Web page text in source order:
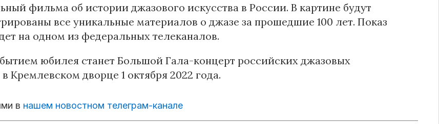
фильма об истории джазового искусства в России. В картине будут
все уникальные материалов о джазе за прошедшие 100 лет. Показ
на одном из федеральных телеканалов.
юбилея станет Большой Гала-концерт российских джазовых
Кремлевском дворце 1 октября 2022 года.
в нашем новостном телеграм-канале